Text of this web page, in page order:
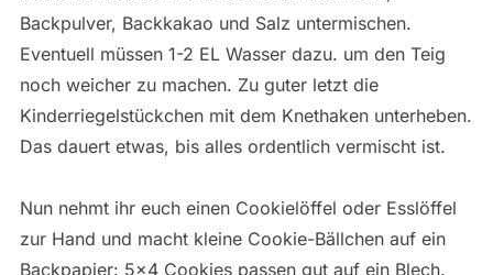
Backpulver, Backkakao und Salz untermischen.
Eventuell müssen 1-2 EL Wasser dazu. um den Teig
noch weicher zu machen. Zu guter letzt die
Kinderriegelstückchen mit dem Knethaken unterheben.
Das dauert etwas, bis alles ordentlich vermischt ist.
Nun nehmt ihr euch einen Cookielöffel oder Esslöffel
zur Hand und macht kleine Cookie-Bällchen auf ein
Backpapier: 5×4 Cookies passen gut auf ein Blech.